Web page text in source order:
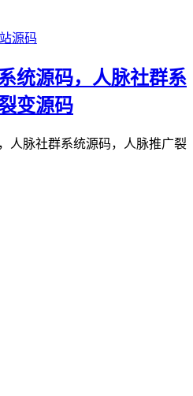
源码
统源码，人脉社群系
变源码
人脉社群系统源码，人脉推广裂